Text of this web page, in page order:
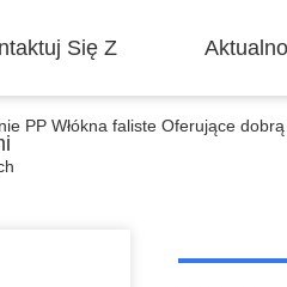
Się Z
PP Włókna faliste Oferujące